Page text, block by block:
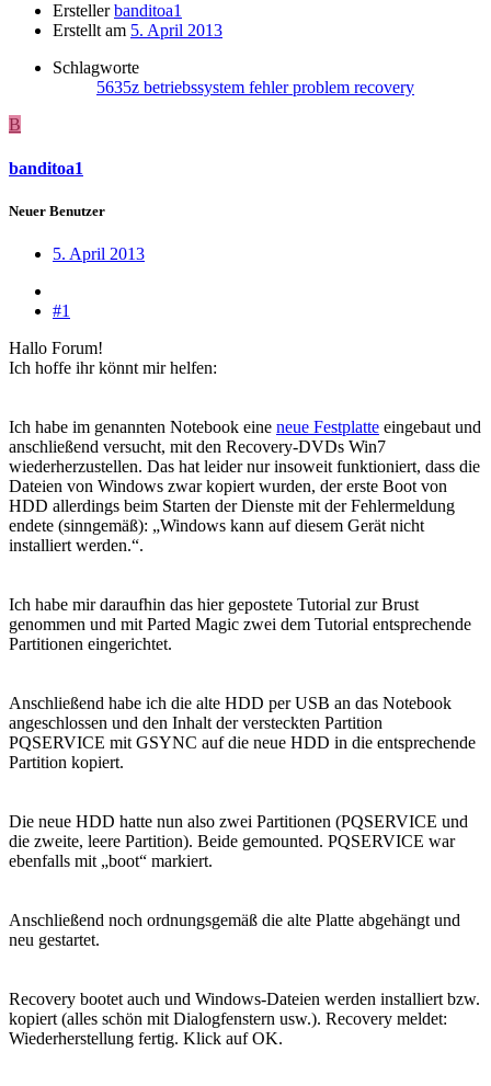
Ersteller banditoa1
Erstellt am 5. April 2013
Schlagworte
5635z betriebssystem fehlerproblem recovery
B
banditoa1
Neuer Benutzer
5. April 2013
#1
Hallo Forum!
Ich hoffe ihr könnt mir helfen:
Ich habe im genannten Notebook eine neue Festplatte eingebaut und
anschließend versucht, mit den Recovery-DVDs Win7
wiederherzustellen. Das hat leider nur insoweit funktioniert, dass die
Dateien von Windows zwar kopiert wurden, der erste Boot von
HDD allerdings beim Starten der Dienste mit der Fehlermeldung
endete (sinngemäß): „Windows kann auf diesem Gerät nicht
installiert werden.“.
Ich habe mir daraufhin das hier gepostete Tutorial zur Brust
genommen und mit Parted Magic zwei dem Tutorial entsprechende
Partitionen eingerichtet.
Anschließend habe ich die alte HDD per USB an das Notebook
angeschlossen und den Inhalt der versteckten Partition
PQSERVICE mit GSYNC auf die neue HDD in die entsprechende
Partition kopiert.
Die neue HDD hatte nun also zwei Partitionen (PQSERVICE und
die zweite, leere Partition). Beide gemounted. PQSERVICE war
ebenfalls mit „boot“ markiert.
Anschließend noch ordnungsgemäß die alte Platte abgehängt und
neu gestartet.
Recovery bootet auch und Windows-Dateien werden installiert bzw.
kopiert (alles schön mit Dialogfenstern usw.). Recovery meldet:
Wiederherstellung fertig. Klick auf OK.